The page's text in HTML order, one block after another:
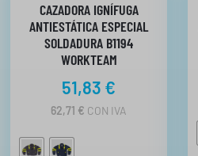
CAZADORA IGNÍFUGA
ANTIESTÁTICA ESPECIAL
SOLDADURA B1194
WORKTEAM
51,83 €
62,71 € CON IVA